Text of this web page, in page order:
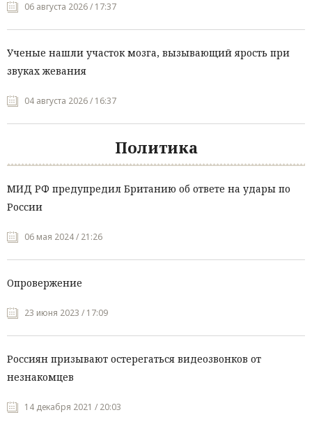
06 августа 2026 / 17:37
Ученые нашли участок мозга, вызывающий ярость при
звуках жевания
04 августа 2026 / 16:37
Политика
МИД РФ предупредил Британию об ответе на удары по
России
06 мая 2024 / 21:26
Опровержение
23 июня 2023 / 17:09
Россиян призывают остерегаться видеозвонков от
незнакомцев
14 декабря 2021 / 20:03